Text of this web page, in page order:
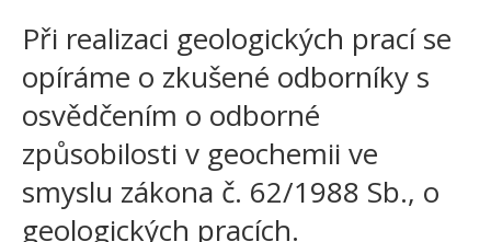
Při realizaci geologických prací se
opíráme o zkušené odborníky s
osvědčením o odborné
způsobilosti v geochemii ve
smyslu zákona č. 62/1988 Sb., o
geologických pracích.